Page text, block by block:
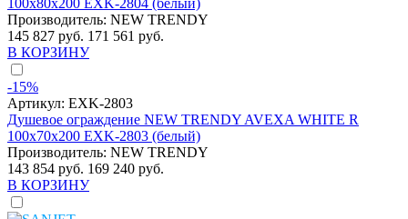
100x80x200 EXK-2804 (белый)
Производитель: NEW TRENDY
145 827 руб. 171 561 руб.
В КОРЗИНУ
-15%
Артикул: EXK-2803
Душевое ограждение NEW TRENDY AVEXA WHITE R
100x70x200 EXK-2803 (белый)
Производитель: NEW TRENDY
143 854 руб. 169 240 руб.
В КОРЗИНУ